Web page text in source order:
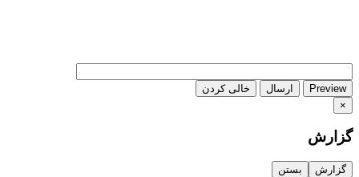
Preview ارسال
خالی کردن
×
گزارش
گزارش
بستن